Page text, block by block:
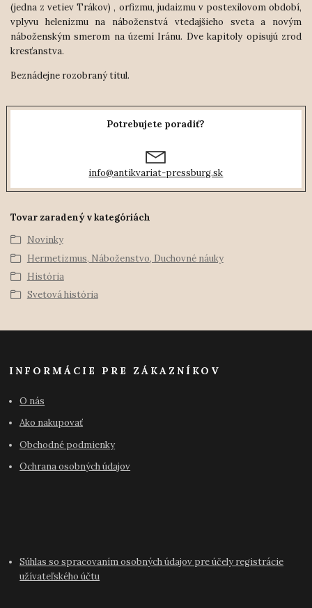
(jedna z vetiev Trákov) , orfizmu, judaizmu v postexilovom období,
vplyvu helenizmu na náboženstvá vtedajšieho sveta a novým
náboženským smerom na území Iránu. Dve kapitoly opisujú zrod
kresťanstva.
Beznádejne rozobraný titul.
Potrebujete poradiť?
info@antikvariat-pressburg.sk
Tovar zaradený v kategóriách
Novinky
Hermetizmus, Náboženstvo, Duchovné náuky
História
Svetová história
INFORMÁCIE PRE ZÁKAZNÍKOV
O nás
Ako nakupovať
Obchodné podmienky
Ochrana osobných údajov
Súhlas so spracovaním osobných údajov pre účely registrácie
užívateľského účtu